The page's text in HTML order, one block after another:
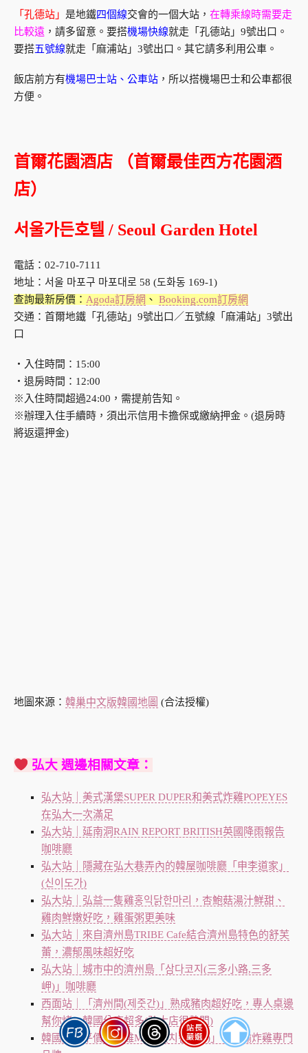
「孔德站」 是地鐵四個線交會的一個大站， 在轉乘線時需要走
比較遠 ，請多留意。要搭機場快線就走「孔德站」9號出口。
要搭五號線就走「麻浦站」3號出口。其它請多利用公車。
飯店前方有機場巴士站、公車站 ，所以搭機場巴士和公車都很
方便。
首爾花園酒店 （首爾最佳西方花園酒
店）
서울가든호텔 / Seoul Garden Hotel
電話：02-710-7111
地址：서울 마포구 마포대로 58 (도화동 169-1)
查詢最新房價： Agoda訂房網 、 Booking.com訂房網
交通：首爾地鐵「孔德站」9號出口／五號線「麻浦站」3號出
口
・入住時間：15:00
・退房時間：12:00
※入住時間超過24:00，需提前告知。
※辦理入住手續時，須出示信用卡擔保或繳納押金。(退房時
將返還押金)
地圖來源： 韓巢中文版韓國地圖 (合法授權)
弘大 週邊相關文章：
弘大站｜美式漢堡SUPER DUPER和美式炸雞POPEYES
在弘大一次滿足
弘大站｜延南洞RAIN REPORT BRITISH英國降雨報告
咖啡廳
弘大站｜隱藏在弘大巷弄內的韓屋咖啡廳「申李道家」
(신이도가)
弘大站｜弘益一隻雞홍익닭한마리，杏鮑菇湯汁鮮甜、
雞肉鮮嫩好吃，雞蛋粥更美味
弘大站｜來自濟州島TRIBE Cafe結合濟州島特色的舒芙
蕾，濃郁風味超好吃
弘大站｜城市中的濟州島「삼다코지(三多小路,三多
岬)」咖啡廳
西面站｜「濟州間(제줏간)」熟成豬肉超好吃，專人桌邊
幫你烤，韓國分店超多(弘大店很熱門)
韓國連鎖平價「炸雞MARU(치킨마루)」，不輸炸雞專門